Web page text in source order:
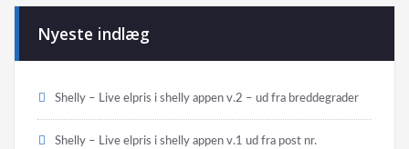
Nyeste indlæg
Shelly – Live elpris i shelly appen v.2 – ud fra breddegrader
Shelly – Live elpris i shelly appen v.1 ud fra post nr.